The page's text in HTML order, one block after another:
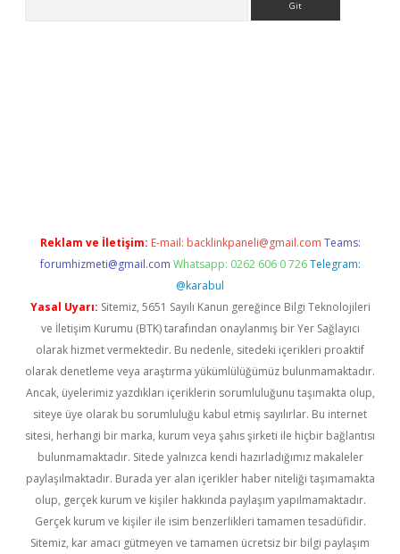
Reklam ve İletişim: E-mail: backlinkpaneli@gmail.com Teams:
forumhizmeti@gmail.com Whatsapp: 0262 606 0 726 Telegram:
@karabul
Yasal Uyarı: Sitemiz, 5651 Sayılı Kanun gereğince Bilgi Teknolojileri
ve İletişim Kurumu (BTK) tarafından onaylanmış bir Yer Sağlayıcı
olarak hizmet vermektedir. Bu nedenle, sitedeki içerikleri proaktif
olarak denetleme veya araştırma yükümlülüğümüz bulunmamaktadır.
Ancak, üyelerimiz yazdıkları içeriklerin sorumluluğunu taşımakta olup,
siteye üye olarak bu sorumluluğu kabul etmiş sayılırlar. Bu internet
sitesi, herhangi bir marka, kurum veya şahıs şirketi ile hiçbir bağlantısı
bulunmamaktadır. Sitede yalnızca kendi hazırladığımız makaleler
paylaşılmaktadır. Burada yer alan içerikler haber niteliği taşımamakta
olup, gerçek kurum ve kişiler hakkında paylaşım yapılmamaktadır.
Gerçek kurum ve kişiler ile isim benzerlikleri tamamen tesadüfidir.
Sitemiz, kar amacı gütmeyen ve tamamen ücretsiz bir bilgi paylaşım